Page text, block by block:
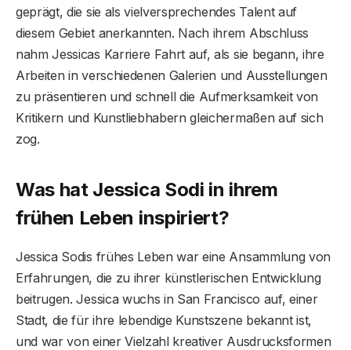
geprägt, die sie als vielversprechendes Talent auf
diesem Gebiet anerkannten. Nach ihrem Abschluss
nahm Jessicas Karriere Fahrt auf, als sie begann, ihre
Arbeiten in verschiedenen Galerien und Ausstellungen
zu präsentieren und schnell die Aufmerksamkeit von
Kritikern und Kunstliebhabern gleichermaßen auf sich
zog.
Was hat Jessica Sodi in ihrem
frühen Leben inspiriert?
Jessica Sodis frühes Leben war eine Ansammlung von
Erfahrungen, die zu ihrer künstlerischen Entwicklung
beitrugen. Jessica wuchs in San Francisco auf, einer
Stadt, die für ihre lebendige Kunstszene bekannt ist,
und war von einer Vielzahl kreativer Ausdrucksformen